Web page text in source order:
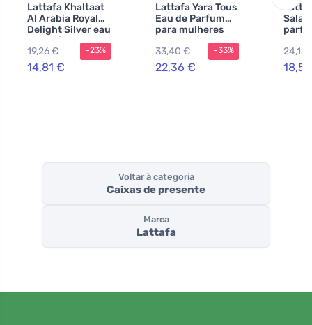
Lattafa Khaltaat
Al Arabia Royal
Delight Silver eau
de parfum para
homens 100 ml
19,26 €
14,81 €
-23%
Lattafa Yara Tous
Eau de Parfum
para mulheres
33,40 €
22,36 €
-33%
24,15
Voltar à categoria
Caixas de presente
Marca
Lattafa